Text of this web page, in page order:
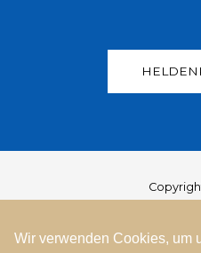
Wir verwenden Cookies, um